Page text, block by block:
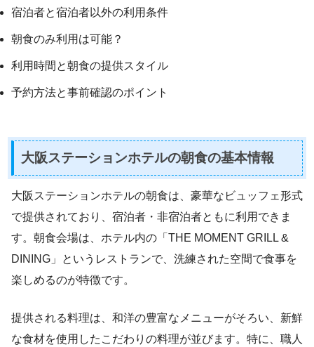
宿泊者と宿泊者以外の利用条件
朝食のみ利用は可能？
利用時間と朝食の提供スタイル
予約方法と事前確認のポイント
大阪ステーションホテルの朝食の基本情報
大阪ステーションホテルの朝食は、豪華なビュッフェ形式
で提供されており、宿泊者・非宿泊者ともに利用できま
す。朝食会場は、ホテル内の「THE MOMENT GRILL &
DINING」というレストランで、洗練された空間で食事を
楽しめるのが特徴です。
提供される料理は、和洋の豊富なメニューがそろい、新鮮
な食材を使用したこだわりの料理が並びます。特に、職人